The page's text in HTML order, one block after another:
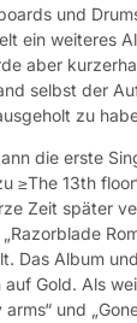
und
ein weiteres
aber
selbst der
zu
die erste
≥The 13th
Zeit später
Das Album
Gold. Als
und